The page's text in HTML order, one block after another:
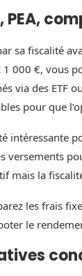
PEA,
sa fiscalité
1 000 €, vous
via des ETF
pour que
intéressante
versements
mais la
les frais
le